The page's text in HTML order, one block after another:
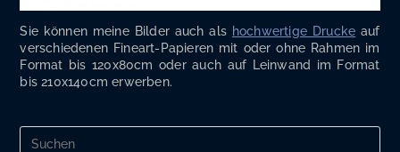
Sie kön­nen mei­ne Bil­der auch als hoch­wer­ti­ge Dru­cke auf
ver­schie­de­nen Fine­art-Papie­ren mit oder ohne Rah­men im
For­mat bis 120x80cm oder auch auf Lein­wand im For­mat
bis 210x140cm erwerben.